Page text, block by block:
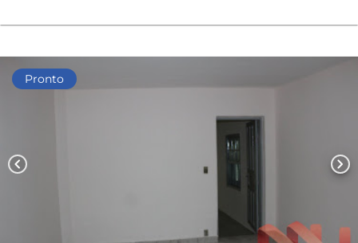
Pronto
chevron_left chevron_right